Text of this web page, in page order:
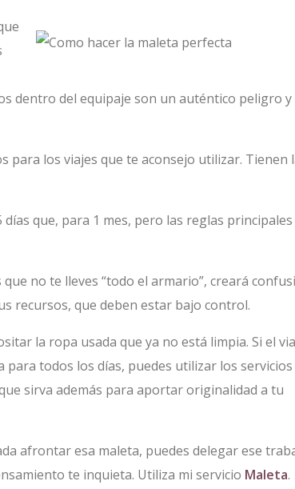
dentro del equipaje son un auténtico peligro y
para los viajes que te aconsejo utilizar. Tienen
que, para 1 mes, pero las reglas
no te lleves “todo el armario”, creará
recursos, que deben estar bajo control.
la ropa usada que ya no está limpia. Si el
todos los días, puedes utilizar los servicios
sirva además para aportar originalidad a tu
afrontar esa maleta, puedes delegar ese
te inquieta. Utiliza mi servicio Maleta.